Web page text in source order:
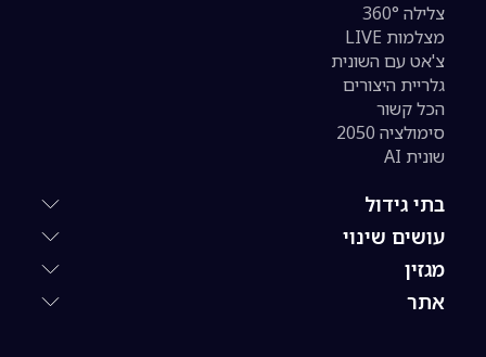
צלילה 360°
מצלמות LIVE
צ'אט עם השונית
גלריית היצורים
הכל קשור
סימולציה 2050
שונית AI
בתי גידול
עושים שינוי
מגזין
אתר